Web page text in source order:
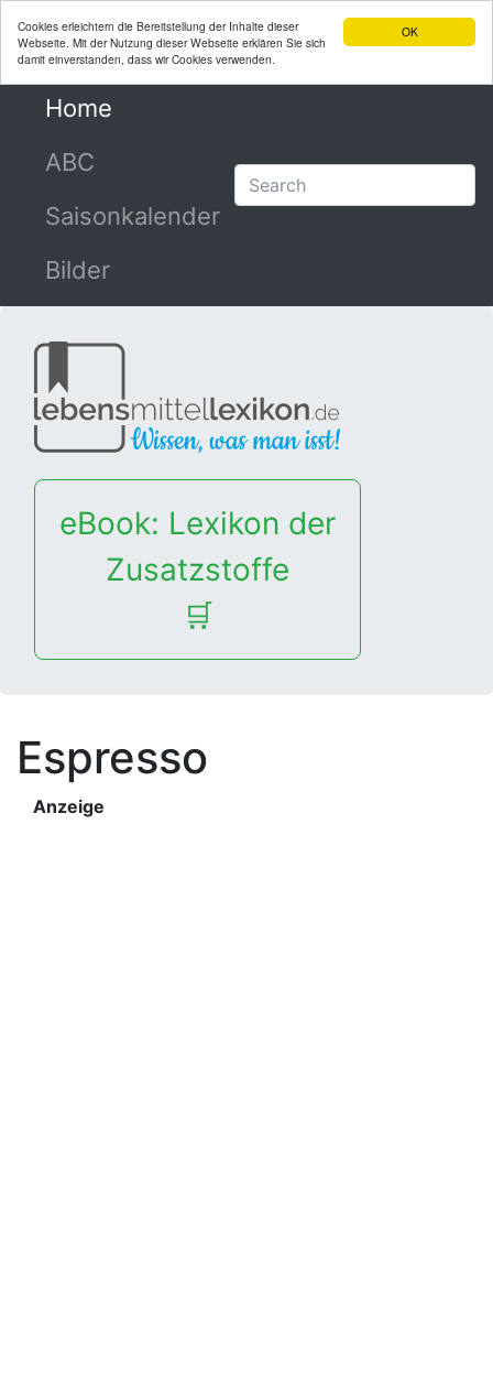
OK
Cookies erleichtern die Bereitstellung der Inhalte dieser
Webseite. Mit der Nutzung dieser Webseite erklären Sie sich
damit einverstanden, dass wir Cookies verwenden.
Home
ABC
Saisonkalender
Bilder
eBook: Lexikon der
Zusatzstoffe
🛒
Espresso
Anzeige